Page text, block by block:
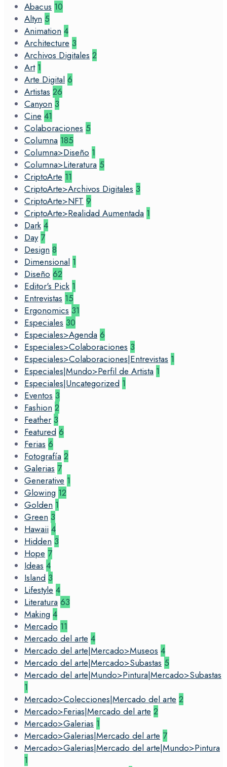
Abacus 10
Altyn 5
Animation 4
Architecture 3
Archivos Digitales 2
Art 1
Arte Digital 6
Artistas 26
Canyon 3
Cine 41
Colaboraciones 5
Columna 185
Columna>Diseño 1
Columna>Literatura 5
CriptoArte 11
CriptoArte>Archivos Digitales 3
CriptoArte>NFT 9
CriptoArte>Realidad Aumentada 1
Dark 4
Day 7
Design 8
Dimensional 1
Diseño 62
Editor's Pick 1
Entrevistas 15
Ergonomics 31
Especiales 30
Especiales>Agenda 6
Especiales>Colaboraciones 3
Especiales>Colaboraciones|Entrevistas 1
Especiales|Mundo>Perfil de Artista 1
Especiales|Uncategorized 1
Eventos 3
Fashion 2
Feather 3
Featured 6
Ferias 6
Fotografía 2
Galerias 7
Generative 1
Glowing 12
Golden 1
Green 3
Hawaii 4
Hidden 3
Hope 7
Ideas 4
Island 3
Lifestyle 4
Literatura 63
Making 4
Mercado 11
Mercado del arte 4
Mercado del arte|Mercado>Museos 4
Mercado del arte|Mercado>Subastas 5
Mercado del arte|Mundo>Pintura|Mercado>Subastas
1
Mercado>Colecciones|Mercado del arte 2
Mercado>Ferias|Mercado del arte 2
Mercado>Galerias 1
Mercado>Galerias|Mercado del arte 7
Mercado>Galerias|Mercado del arte|Mundo>Pintura
1